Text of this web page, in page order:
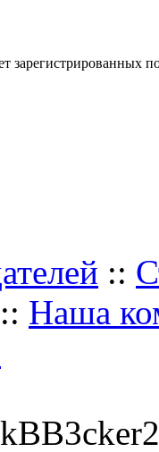
зарегистрированных
::
:: Наша